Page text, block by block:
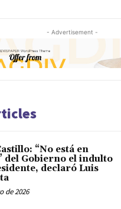
- Advertisement -
“No está en
del Gobierno el indulto
declaró Luis
de 2026